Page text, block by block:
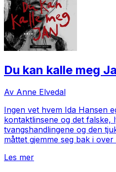
Du kan kalle meg
Av Anne Elvedal
Ingen vet hvem Ida Hansen
kontaktlinsene og det falske,
tvangshandlingene og den
måttet gjemme seg bak i over
Les mer